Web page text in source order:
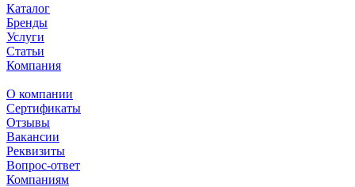
Каталог
Бренды
Услуги
Статьи
Компания
О компании
Сертификаты
Отзывы
Вакансии
Реквизиты
Вопрос-ответ
Компаниям